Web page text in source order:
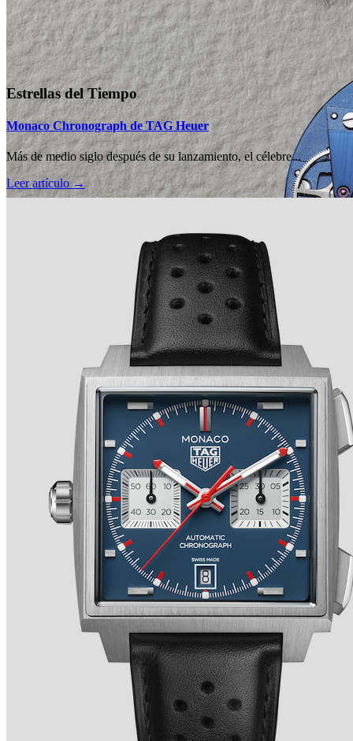
TRADITION SECONDE RÉTROGRADE 7037 de
Estrellas del Tiempo
Monaco Chronograph de TAG Heuer
Más de medio siglo después de su lanzamiento, el célebre...
Leer artículo →